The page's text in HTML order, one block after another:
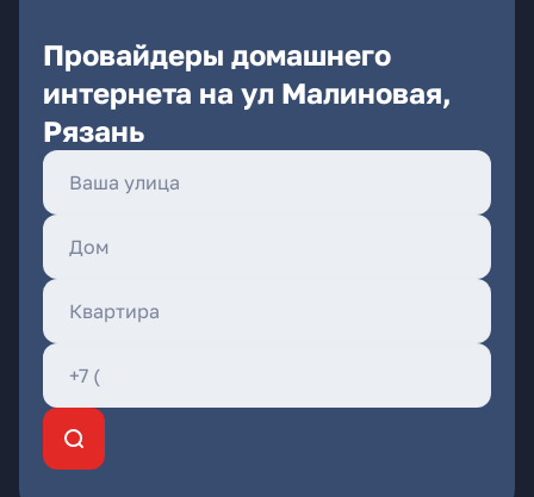
Провайдеры домашнего
интернета на ул Малиновая,
Рязань